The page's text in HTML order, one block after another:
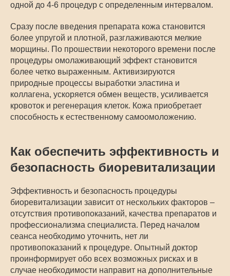
одной до 4-6 процедур с определенным интервалом.
Сразу после введения препарата кожа становится
более упругой и плотной, разглаживаются мелкие
морщины. По прошествии некоторого времени после
процедуры омолаживающий эффект становится
более четко выраженным. Активизируются
природные процессы выработки эластина и
коллагена, ускоряется обмен веществ, усиливается
кровоток и регенерация клеток. Кожа приобретает
способность к естественному самоомоложению.
Как обеспечить эффективность и
безопасность биоревитализации
Эффективность и безопасность процедуры
биоревитализации зависит от нескольких факторов –
отсутствия противопоказаний, качества препаратов и
профессионализма специалиста. Перед началом
сеанса необходимо уточнить, нет ли
противопоказаний к процедуре. Опытный доктор
проинформирует обо всех возможных рисках и в
случае необходимости направит на дополнительные